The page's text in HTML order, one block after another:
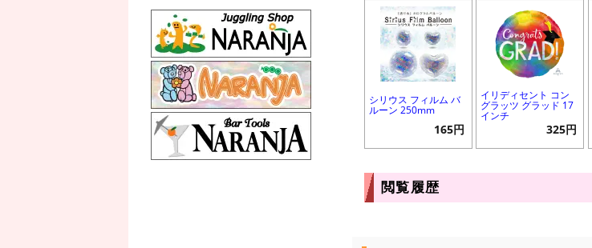
シリウス フィルム バ
ルーン 250mm
165円
イリディセント コン
グラッツ グラッド 17
インチ
325円
閲覧履歴